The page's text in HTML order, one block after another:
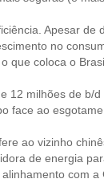
Apesar de
no
que coloca o
12 milhões de b/
face ao
ao vizinho
de energia
com a